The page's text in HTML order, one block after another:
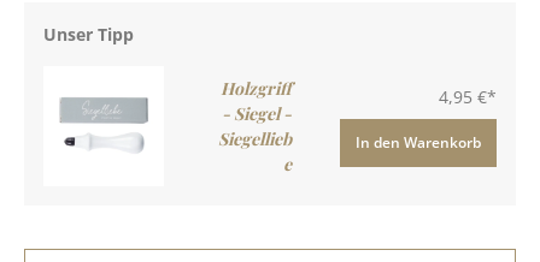
Unser Tipp
Holzgriff
- Siegel -
Siegellieb
e
4,95 €*
In den Warenkorb